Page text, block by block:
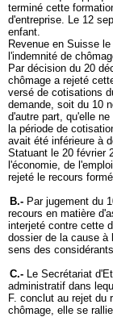
terminé cette
d'entreprise. Le 12
enfant.
Revenue en Suisse
l'indemnité de
Par décision du 20
chômage a rejeté
versé de cotisations
demande, soit du 10
d'autre part, qu'elle
la période de
avait été inférieure à
Statuant le 20 février
l'économie, de
rejeté le recours
B.- Par jugement du
recours en matière
interjeté contre cette
dossier de la cause à
sens des
C.- Le Secrétariat
administratif dans
F. conclut au rejet du
chômage, elle se